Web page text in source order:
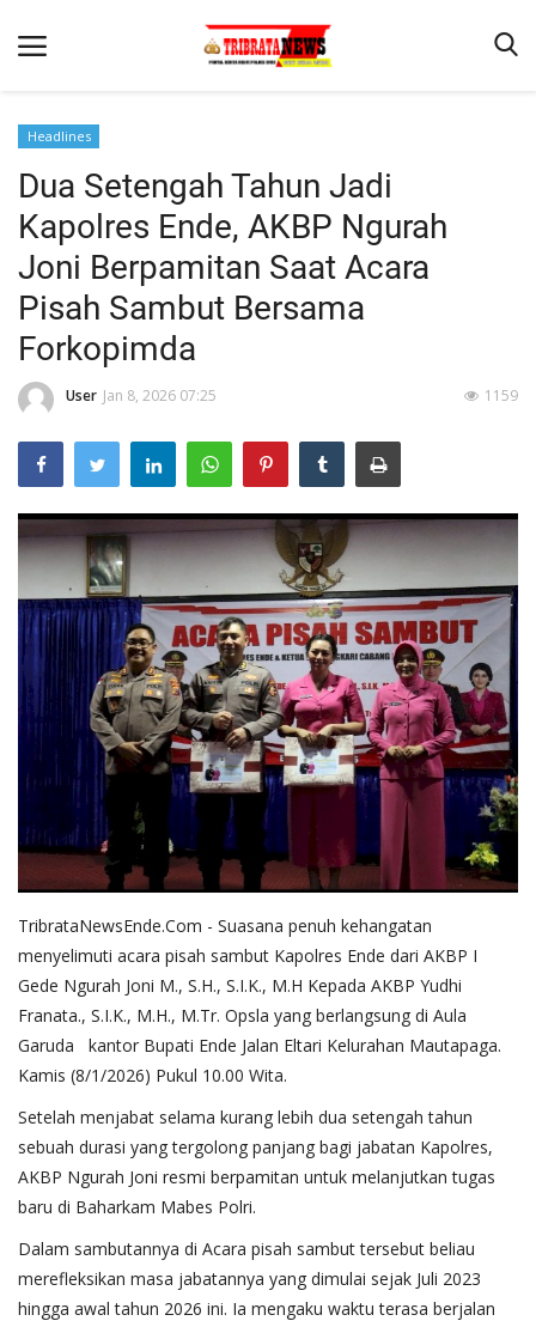
Beranda
Terms & Conditions
Binkam
Mitra Polisi
Giat Ops
Headlines
Dua Setengah Tahun Jadi
Kapolres Ende, AKBP Ngurah
Joni Berpamitan Saat Acara
Pisah Sambut Bersama
Forkopimda
User Jan 8, 2026 07:25 1159
TribrataNewsEnde.Com - Suasana penuh kehangatan
menyelimuti acara pisah sambut Kapolres Ende dari AKBP I
Gede Ngurah Joni M., S.H., S.I.K., M.H Kepada AKBP Yudhi
Franata., S.I.K., M.H., M.Tr. Opsla yang berlangsung di Aula
Garuda kantor Bupati Ende Jalan Eltari Kelurahan Mautapaga.
Kamis (8/1/2026) Pukul 10.00 Wita.
Setelah menjabat selama kurang lebih dua setengah tahun
sebuah durasi yang tergolong panjang bagi jabatan Kapolres,
AKBP Ngurah Joni resmi berpamitan untuk melanjutkan tugas
baru di Baharkam Mabes Polri.
​Dalam sambutannya di Acara pisah sambut tersebut beliau
merefleksikan masa jabatannya yang dimulai sejak Juli 2023
hingga awal tahun 2026 ini. Ia mengaku waktu terasa berjalan